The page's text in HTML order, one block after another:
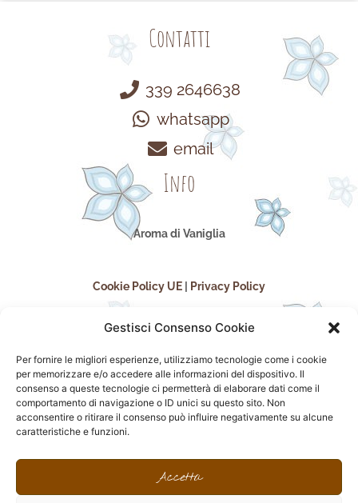
Gestisci Consenso Cookie
Per fornire le migliori esperienze, utilizziamo tecnologie come i cookie
per memorizzare e/o accedere alle informazioni del dispositivo. Il
consenso a queste tecnologie ci permetterà di elaborare dati come il
comportamento di navigazione o ID unici su questo sito. Non
acconsentire o ritirare il consenso può influire negativamente su alcune
caratteristiche e funzioni.
Accetta
Contatti
339 2646638
whatsapp
email
Info
Aroma di Vaniglia
Cookie Policy UE Privacy Policy
seguici sui social
F
I
n
P
i
F